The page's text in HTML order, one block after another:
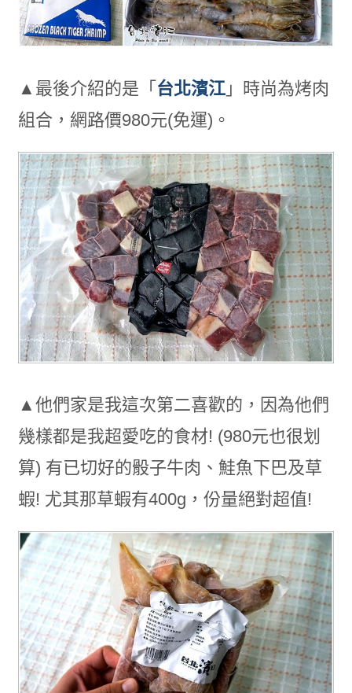
▲最後介紹的是「 台北濱江」時尚為烤肉
組合，網路價980元(免運)。
▲他們家是我這次第二喜歡的，因為他們
幾樣都是我超愛吃的食材! (980元也很划
算) 有已切好的骰子牛肉、鮭魚下巴及草
蝦! 尤其那草蝦有400g，份量絕對超值!